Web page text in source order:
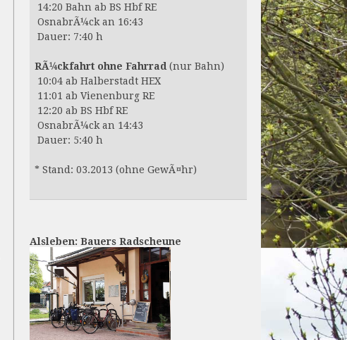
14:20 Bahn ab BS Hbf RE
OsnabrÃ¼ck an 16:43
Dauer: 7:40 h
RÃ¼ckfahrt ohne Fahrrad (nur Bahn)
10:04 ab Halberstadt HEX
11:01 ab Vienenburg RE
12:20 ab BS Hbf RE
OsnabrÃ¼ck an 14:43
Dauer: 5:40 h
* Stand: 03.2013 (ohne GewÃ¤hr)
Alsleben: Bauers Radscheune